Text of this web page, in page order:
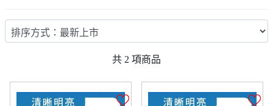
共 2 項商品